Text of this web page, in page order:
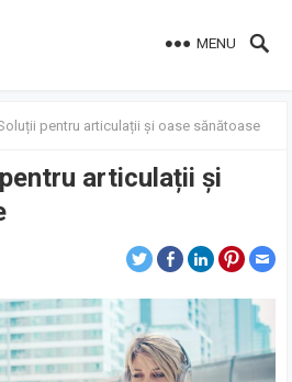
MENU
pentru articulații și oase sănătoase
articulații și